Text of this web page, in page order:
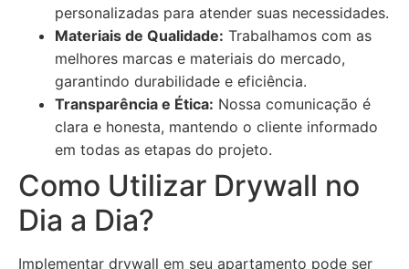
personalizadas para atender suas necessidades.
Materiais de Qualidade: Trabalhamos com as
melhores marcas e materiais do mercado,
garantindo durabilidade e eficiência.
Transparência e Ética: Nossa comunicação é
clara e honesta, mantendo o cliente informado
em todas as etapas do projeto.
Como Utilizar Drywall no
Dia a Dia?
Implementar drywall em seu apartamento pode ser